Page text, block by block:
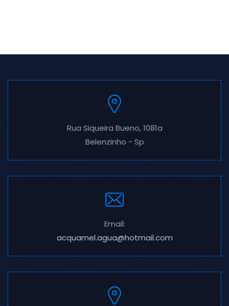
Rua Siqueira Bueno, 1081a
Belenzinho - Sp
Email:
acquamel.agua@hotmail.com